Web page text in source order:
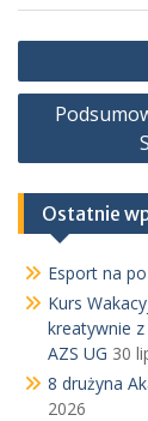
Nawigacja
wpisu
Ostatnie
Esport na
Kurs
kreatywnie
AZS UG 30
8 drużyna
2026